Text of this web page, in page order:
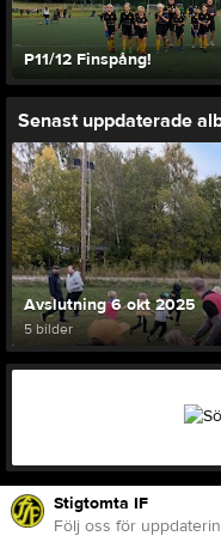
Stigtomta IF
Följ oss för
P11/12 Finspång!
Senast uppdaterade
Avslutning 6 okt 2025
5 bilder